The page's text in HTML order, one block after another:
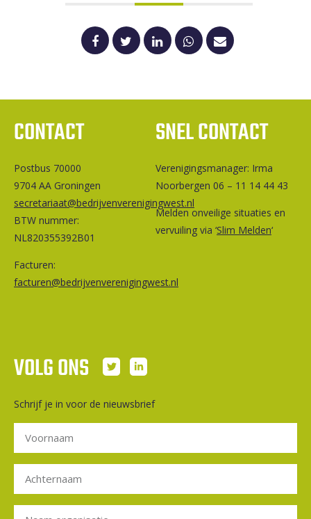
CONTACT
Postbus 70000
9704 AA Groningen
secretariaat@bedrijvenverenigingwest.nl
BTW nummer:
NL820355392B01
Facturen:
facturen@bedrijvenverenigingwest.nl
SNEL CONTACT
Ver­e­ni­gings­ma­na­ger: Irma
Noorbergen 06 – 11 14 44 43
Melden onveilige situaties en
vervuiling via ‘Slim Melden‘
VOLG ONS
Schrijf je in voor de nieuwsbrief